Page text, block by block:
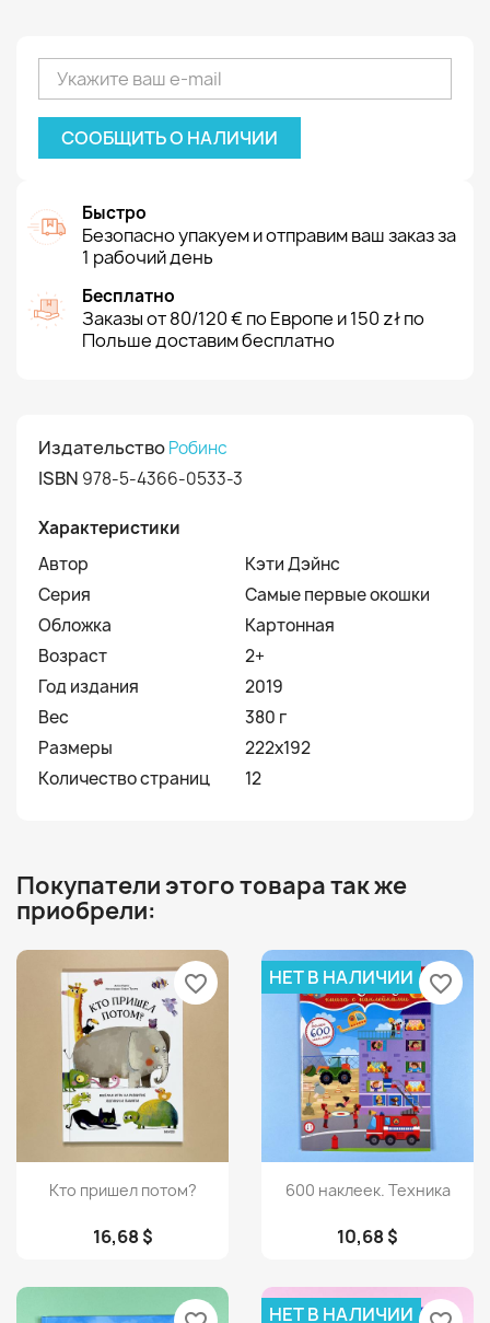
СООБЩИТЬ О НАЛИЧИИ
Быстро
Безопасно упакуем и отправим ваш заказ за
1 рабочий день
Бесплатно
Заказы от 80/120 € по Европе и 150 zł по
Польше доставим бесплатно
ИздательствоРобинс
ISBN 978-5-4366-0533-3
Характеристики
Автор
Кэти Дэйнс
Серия
Самые первые окошки
Обложка
Картонная
Возраст
2+
Год издания
2019
Вес
380 г
Размеры
222х192
Количество страниц
12
Покупатели этого товара так же
приобрели:
Просмотр
Кто пришел потом?
16,68 $
favorite_border
Просмотр
600 наклеек. Техника
10,68 $
НЕТ В НАЛИЧИИ favorite_border
НЕТ В НАЛИЧИИ